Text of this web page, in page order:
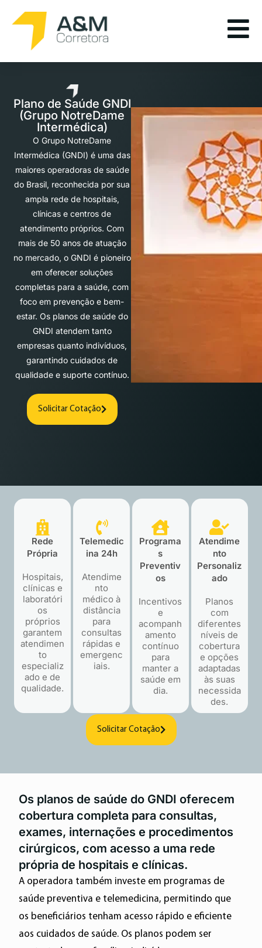
Plano de Saúde GNDI
(Grupo NotreDame
Intermédica)
O Grupo NotreDame
Intermédica (GNDI) é uma das
maiores operadoras de saúde
do Brasil, reconhecida por sua
ampla rede de hospitais,
clínicas e centros de
atendimento próprios. Com
mais de 50 anos de atuação
no mercado, o GNDI é pioneiro
em oferecer soluções
completas para a saúde, com
foco em prevenção e bem-
estar. Os planos de saúde do
GNDI atendem tanto
empresas quanto indivíduos,
garantindo cuidados de
qualidade e suporte contínuo.
Solicitar Cotação
Rede
Própria
Hospitais,
clínicas e
laboratóri
os
próprios
garantem
atendimen
to
especializ
ado e de
qualidade.
Telemedic
ina 24h
Atendime
nto
médico à
distância
para
consultas
rápidas e
emergenc
iais.
Programa
s
Preventiv
os
Incentivos
e
acompanh
amento
contínuo
para
manter a
saúde em
dia.
Atendime
nto
Personaliz
ado
Planos
com
diferentes
níveis de
cobertura
e opções
adaptadas
às suas
necessida
des.
Solicitar Cotação
Os planos de saúde do GNDI oferecem
cobertura completa para consultas,
exames, internações e procedimentos
cirúrgicos, com acesso a uma rede
própria de hospitais e clínicas.
A operadora também investe em programas de
saúde preventiva e telemedicina, permitindo que
os beneficiários tenham acesso rápido e eficiente
aos cuidados de saúde. Os planos podem ser